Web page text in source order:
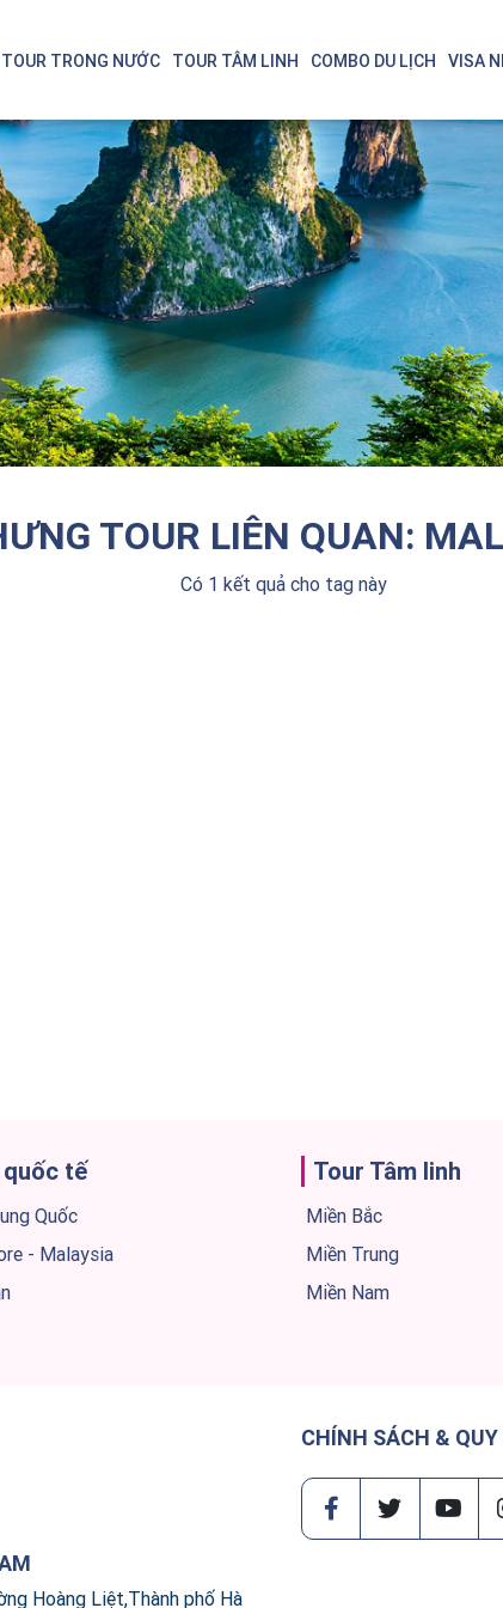
TOUR TRONG NƯỚC TOUR TÂM LINH COMBO DU LỊCH VISA
Singapore - Malaysia
Bali - Indonesia
TOUR LIÊN QUAN:
Có 1 kết quả cho tag này
tế
Quốc
- Malaysia
Tour Tâm linh
Miền Bắc
Miền Trung
Miền Nam
Hoàng Liệt,Thành phố Hà
CHÍNH SÁCH &